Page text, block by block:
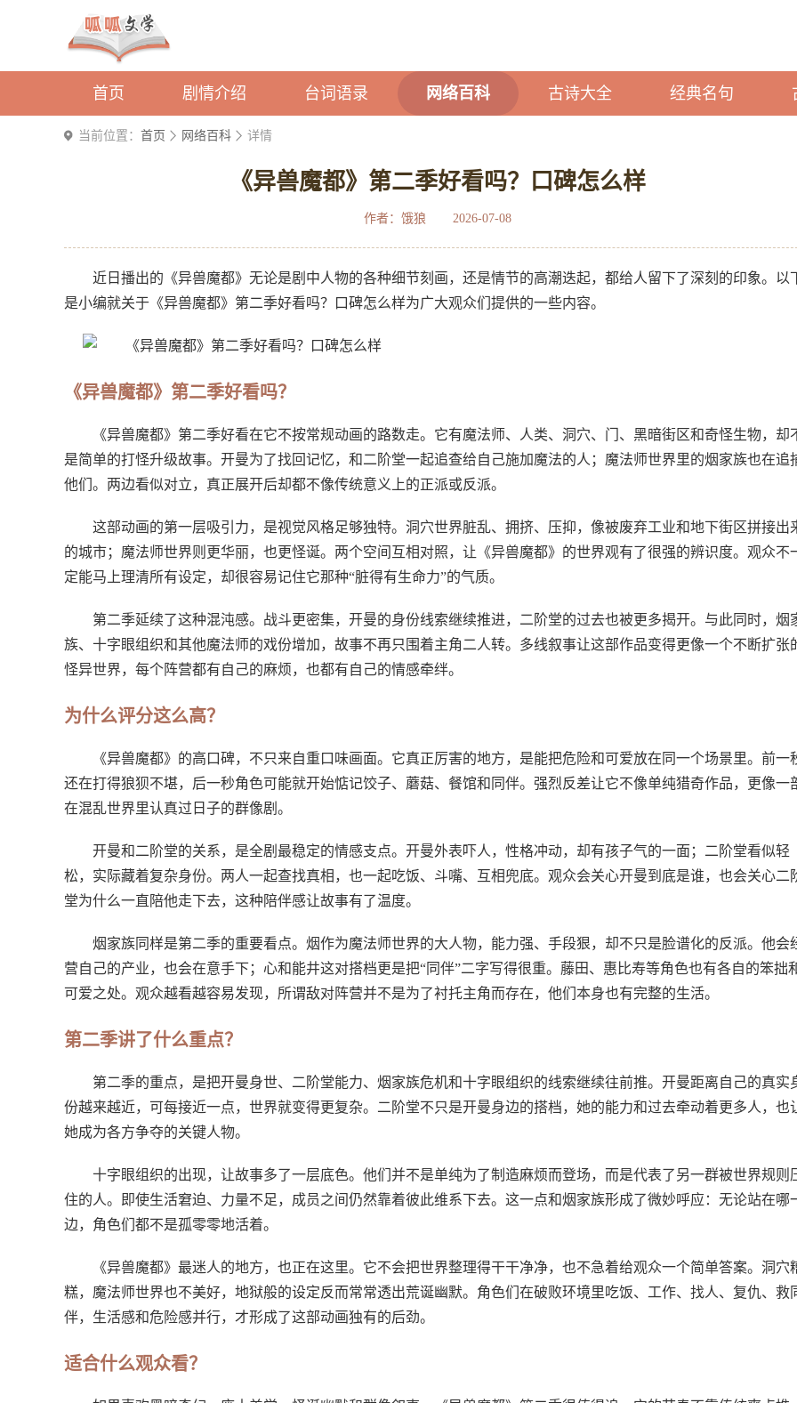
首页 剧情介绍 台词语录 网络百科 古诗大全 经典名句
当前位置： 首页 网络百科 详情
《异兽魔都》第二季好看吗？口碑怎么样
作者：饿狼 2026-07-08
近日播出的《异兽魔都》无论是剧中人物的各种细节刻画，还是情节的高潮迭起，都给人留下了深刻的印象。以
是小编就关于《异兽魔都》第二季好看吗？口碑怎么样为广大观众们提供的一些内容。
《异兽魔都》第二季好看吗？
《异兽魔都》第二季好看在它不按常规动画的路数走。它有魔法师、人类、洞穴、门、黑暗街区和奇怪生物，却
是简单的打怪升级故事。开曼为了找回记忆，和二阶堂一起追查给自己施加魔法的人；魔法师世界里的烟家族也在追
他们。两边看似对立，真正展开后却都不像传统意义上的正派或反派。
这部动画的第一层吸引力，是视觉风格足够独特。洞穴世界脏乱、拥挤、压抑，像被废弃工业和地下街区拼接出
的城市；魔法师世界则更华丽，也更怪诞。两个空间互相对照，让《异兽魔都》的世界观有了很强的辨识度。观众不
定能马上理清所有设定，却很容易记住它那种“脏得有生命力”的气质。
第二季延续了这种混沌感。战斗更密集，开曼的身份线索继续推进，二阶堂的过去也被更多揭开。与此同时，烟
族、十字眼组织和其他魔法师的戏份增加，故事不再只围着主角二人转。多线叙事让这部作品变得更像一个不断扩张
怪异世界，每个阵营都有自己的麻烦，也都有自己的情感牵绊。
为什么评分这么高？
《异兽魔都》的高口碑，不只来自重口味画面。它真正厉害的地方，是能把危险和可爱放在同一个场景里。前一
还在打得狼狈不堪，后一秒角色可能就开始惦记饺子、蘑菇、餐馆和同伴。强烈反差让它不像单纯猎奇作品，更像一
在混乱世界里认真过日子的群像剧。
开曼和二阶堂的关系，是全剧最稳定的情感支点。开曼外表吓人，性格冲动，却有孩子气的一面；二阶堂看似轻
松，实际藏着复杂身份。两人一起查找真相，也一起吃饭、斗嘴、互相兜底。观众会关心开曼到底是谁，也会关心二
堂为什么一直陪他走下去，这种陪伴感让故事有了温度。
烟家族同样是第二季的重要看点。烟作为魔法师世界的大人物，能力强、手段狠，却不只是脸谱化的反派。他会
营自己的产业，也会在意手下；心和能井这对搭档更是把“同伴”二字写得很重。藤田、惠比寿等角色也有各自的笨拙
可爱之处。观众越看越容易发现，所谓敌对阵营并不是为了衬托主角而存在，他们本身也有完整的生活。
第二季讲了什么重点？
第二季的重点，是把开曼身世、二阶堂能力、烟家族危机和十字眼组织的线索继续往前推。开曼距离自己的真实
份越来越近，可每接近一点，世界就变得更复杂。二阶堂不只是开曼身边的搭档，她的能力和过去牵动着更多人，也
她成为各方争夺的关键人物。
十字眼组织的出现，让故事多了一层底色。他们并不是单纯为了制造麻烦而登场，而是代表了另一群被世界规则
住的人。即使生活窘迫、力量不足，成员之间仍然靠着彼此维系下去。这一点和烟家族形成了微妙呼应：无论站在哪
边，角色们都不是孤零零地活着。
《异兽魔都》最迷人的地方，也正在这里。它不会把世界整理得干干净净，也不急着给观众一个简单答案。洞穴
糕，魔法师世界也不美好，地狱般的设定反而常常透出荒诞幽默。角色们在破败环境里吃饭、工作、找人、复仇、救
伴，生活感和危险感并行，才形成了这部动画独有的后劲。
适合什么观众看？